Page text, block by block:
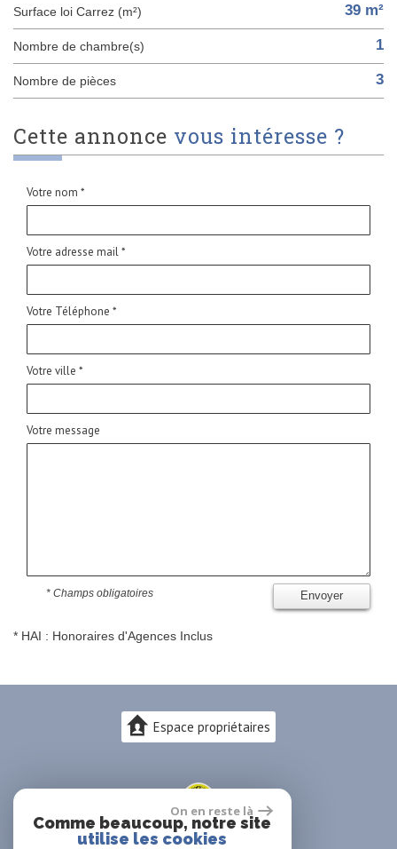
Surface loi Carrez (m²) 39 m²
Nombre de chambre(s) 1
Nombre de pièces 3
cette annonce vous intéresse ?
Votre nom *
Votre adresse mail *
Votre Téléphone *
Votre ville *
Votre message
Envoyer
* Champs obligatoires
* HAI : Honoraires d'Agences Inclus
Espace propriétaires
On en reste là
Comme beaucoup, notre site
utilise les cookies